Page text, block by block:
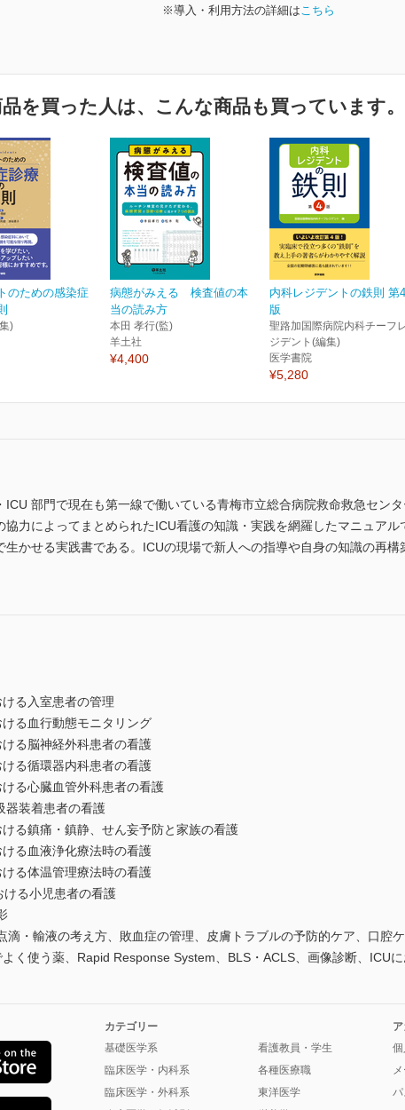
※導入・利用方法の詳細はこちら
を買った人は、こんな商品も買っています。
のための感染症
)
病態がみえる 検査値の本
当の読み方
本田 孝行(監)
羊土社
¥4,400
内科レジデントの鉄則 第4
版
聖路加国際病院内科チーフ
ジデント(編集)
医学書院
¥5,280
ICU 部門で現在も第一線で働いている青梅市立総合病院救命救急セン
協力によってまとめられたICU看護の知識・実践を網羅したマニュア
生かせる実践書である。ICUの現場で新人への指導や自身の知識の再
ける入室患者の管理
ける血行動態モニタリング
ける脳神経外科患者の看護
ける循環器内科患者の看護
ける心臓血管外科患者の看護
器装着患者の看護
ける鎮痛・鎮静、せん妄予防と家族の看護
ける血液浄化療法時の看護
ける体温管理療法時の看護
ける小児患者の看護
滴・輸液の考え方、敗血症の管理、皮膚トラブルの予防的ケア、口腔
く使う薬、Rapid Response System、BLS・ACLS、画像診断、ICUに
カテゴリー
基礎医学系
臨床医学・内科系
臨床医学・外科系
看護教員・学生
各種医療職
東洋医学
個
パ